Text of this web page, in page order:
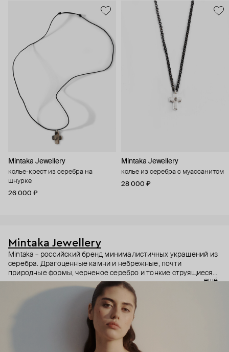
Mintaka Jewellery
колье-крест из серебра на
шнурке
26 000 ₽
Mintaka Jewellery
колье из серебра с муассанитом
28 000 ₽
Mintaka Jewellery
Mintaka – российский бренд минималистичных украшений из
серебра. Драгоценные камни и небрежные, почти
природные формы, черненое серебро и тонкие струящиеся
цепи – в этих украшениях дизайнеры соединили силу и
нежность, авангардные детали и классический дизайн.
Какую часть вашего характера они подчеркнут? Выбор за
ещё